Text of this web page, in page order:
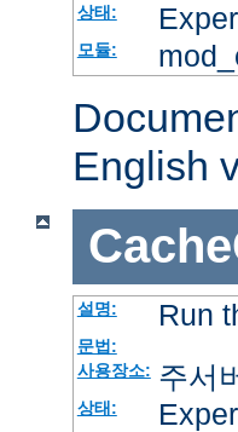
상태:
모듈:
English
설명: Run
문법:
사용장소: 주서
상태: